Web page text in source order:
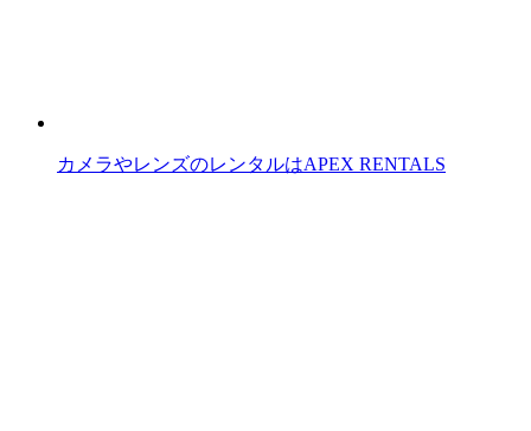
カメラやレンズのレンタルはAPEX RENTALS